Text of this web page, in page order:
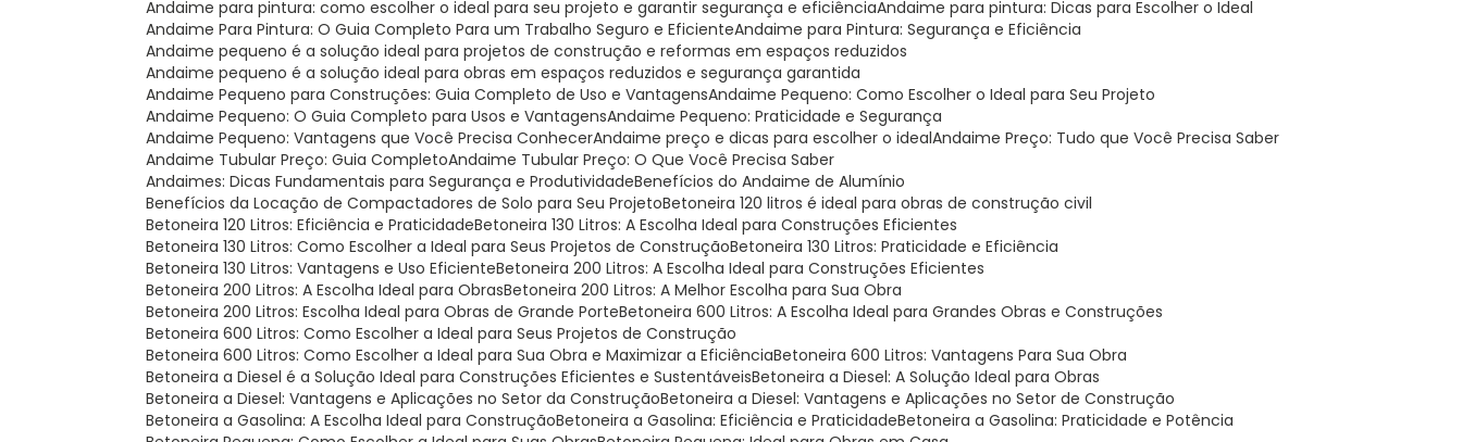
Andaime para pintura: como escolher o ideal para seu projeto e garantir segurança e eficiência Andaime para pintura: Dicas para Escolher o Ideal
Andaime Para Pintura: O Guia Completo Para um Trabalho Seguro e Eficiente Andaime para Pintura: Segurança e Eficiência
Andaime pequeno é a solução ideal para projetos de construção e reformas em espaços reduzidos
Andaime pequeno é a solução ideal para obras em espaços reduzidos e segurança garantida
Andaime Pequeno para Construções: Guia Completo de Uso e Vantagens Andaime Pequeno: Como Escolher o Ideal para Seu Projeto
Andaime Pequeno: O Guia Completo para Usos e Vantagens Andaime Pequeno: Praticidade e Segurança
Andaime Pequeno: Vantagens que Você Precisa Conhecer Andaime preço e dicas para escolher o ideal Andaime Preço: Tudo que Você Precisa Saber
Andaime Tubular Preço: Guia Completo Andaime Tubular Preço: O Que Você Precisa Saber
Andaimes: Dicas Fundamentais para Segurança e Produtividade Benefícios do Andaime de Alumínio
Benefícios da Locação de Compactadores de Solo para Seu Projeto Betoneira 120 litros é ideal para obras de construção civil
Betoneira 120 Litros: Eficiência e Praticidade Betoneira 130 Litros: A Escolha Ideal para Construções Eficientes
Betoneira 130 Litros: Como Escolher a Ideal para Seus Projetos de Construção Betoneira 130 Litros: Praticidade e Eficiência
Betoneira 130 Litros: Vantagens e Uso Eficiente Betoneira 200 Litros: A Escolha Ideal para Construções Eficientes
Betoneira 200 Litros: A Escolha Ideal para Obras Betoneira 200 Litros: A Melhor Escolha para Sua Obra
Betoneira 200 Litros: Escolha Ideal para Obras de Grande Porte Betoneira 600 Litros: A Escolha Ideal para Grandes Obras e Construções
Betoneira 600 Litros: Como Escolher a Ideal para Seus Projetos de Construção
Betoneira 600 Litros: Como Escolher a Ideal para Sua Obra e Maximizar a Eficiência Betoneira 600 Litros: Vantagens Para Sua Obra
Betoneira a Diesel é a Solução Ideal para Construções Eficientes e Sustentáveis Betoneira a Diesel: A Solução Ideal para Obras
Betoneira a Diesel: Vantagens e Aplicações no Setor da Construção Betoneira a Diesel: Vantagens e Aplicações no Setor de Construção
Betoneira a Gasolina: A Escolha Ideal para Construção Betoneira a Gasolina: Eficiência e Praticidade Betoneira a Gasolina: Praticidade e Potência